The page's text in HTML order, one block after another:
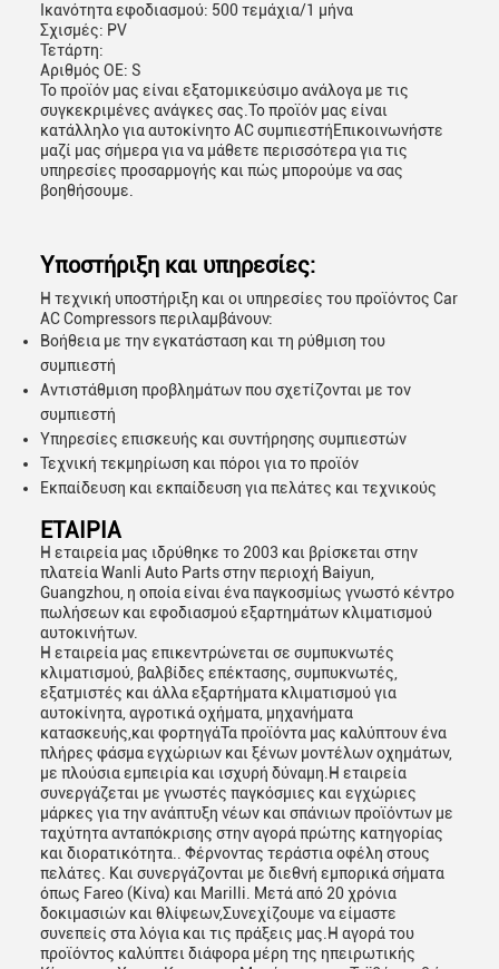
Ικανότητα εφοδιασμού: 500 τεμάχια/1 μήνα
Σχισμές: PV
Τετάρτη:
Αριθμός ΟΕ: S
Το προϊόν μας είναι εξατομικεύσιμο ανάλογα με τις
συγκεκριμένες ανάγκες σας.Το προϊόν μας είναι
κατάλληλο για αυτοκίνητο AC συμπιεστήΕπικοινωνήστε
μαζί μας σήμερα για να μάθετε περισσότερα για τις
υπηρεσίες προσαρμογής και πώς μπορούμε να σας
βοηθήσουμε.
Υποστήριξη και υπηρεσίες:
Η τεχνική υποστήριξη και οι υπηρεσίες του προϊόντος Car
AC Compressors περιλαμβάνουν:
Βοήθεια με την εγκατάσταση και τη ρύθμιση του
συμπιεστή
Αντιστάθμιση προβλημάτων που σχετίζονται με τον
συμπιεστή
Υπηρεσίες επισκευής και συντήρησης συμπιεστών
Τεχνική τεκμηρίωση και πόροι για το προϊόν
Εκπαίδευση και εκπαίδευση για πελάτες και τεχνικούς
ΕΤΑΙΡΙΑ
Η εταιρεία μας ιδρύθηκε το 2003 και βρίσκεται στην
πλατεία Wanli Auto Parts στην περιοχή Baiyun,
Guangzhou, η οποία είναι ένα παγκοσμίως γνωστό κέντρο
πωλήσεων και εφοδιασμού εξαρτημάτων κλιματισμού
αυτοκινήτων.
Η εταιρεία μας επικεντρώνεται σε συμπυκνωτές
κλιματισμού, βαλβίδες επέκτασης, συμπυκνωτές,
εξατμιστές και άλλα εξαρτήματα κλιματισμού για
αυτοκίνητα, αγροτικά οχήματα, μηχανήματα
κατασκευής,και φορτηγάΤα προϊόντα μας καλύπτουν ένα
πλήρες φάσμα εγχώριων και ξένων μοντέλων οχημάτων,
με πλούσια εμπειρία και ισχυρή δύναμη.Η εταιρεία
συνεργάζεται με γνωστές παγκόσμιες και εγχώριες
μάρκες για την ανάπτυξη νέων και σπάνιων προϊόντων με
ταχύτητα ανταπόκρισης στην αγορά πρώτης κατηγορίας
και διορατικότητα.. Φέρνοντας τεράστια οφέλη στους
πελάτες. Και συνεργάζονται με διεθνή εμπορικά σήματα
όπως Fareo (Κίνα) και Marilli. Μετά από 20 χρόνια
δοκιμασιών και θλίψεων,Συνεχίζουμε να είμαστε
συνεπείς στα λόγια και τις πράξεις μας.Η αγορά του
προϊόντος καλύπτει διάφορα μέρη της ηπειρωτικής